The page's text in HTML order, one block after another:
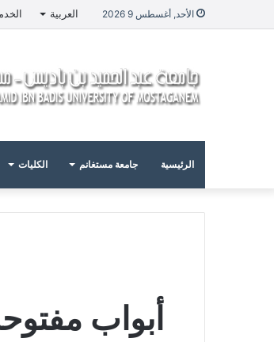
الأحد, أغسطس 9 2026 العربية
الرئيسية جامعة مستغانم الكليات
أبواب